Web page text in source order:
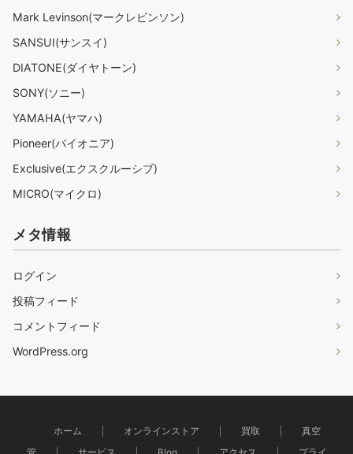
Mark Levinson(マークレビンソン)
SANSUI(サンスイ)
DIATONE(ダイヤトーン)
SONY(ソニー)
YAMAHA(ヤマハ)
Pioneer(パイオニア)
Exclusive(エクスクルーシブ)
MICRO(マイクロ)
メタ情報
ログイン
投稿フィード
コメントフィード
WordPress.org
ホーム オンラインストア 買取
真空